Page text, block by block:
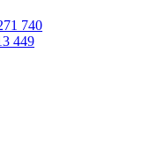
740
449